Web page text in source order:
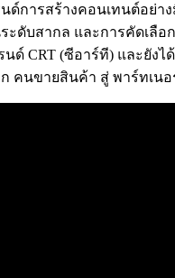
ด์การสร้างคอนเทนต์อ
ระดับสากล และการคั
นด์ CRT (ซีอาร์ที) และ
คนขายสินค้า สู่ พาร์ทเน